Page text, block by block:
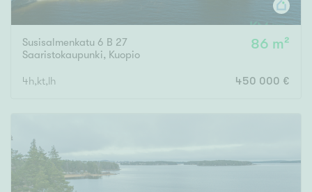
Oma ranta
Oma sauna
Parveke
Susisalmenkatu 6 B 27
Saaristokaupunki, Kuopio
86 m²
4h,kt,lh 450 000 €